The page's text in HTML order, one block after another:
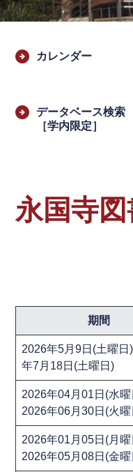
カレンダー
データベース検索
［学内限定］
永国寺
期間
2026年5月9日(土曜日
年7月18日(土曜日)
2026年04月01日(水曜
2026年06月30日(火曜
2026年01月05日(月曜
2026年05月08日(金曜